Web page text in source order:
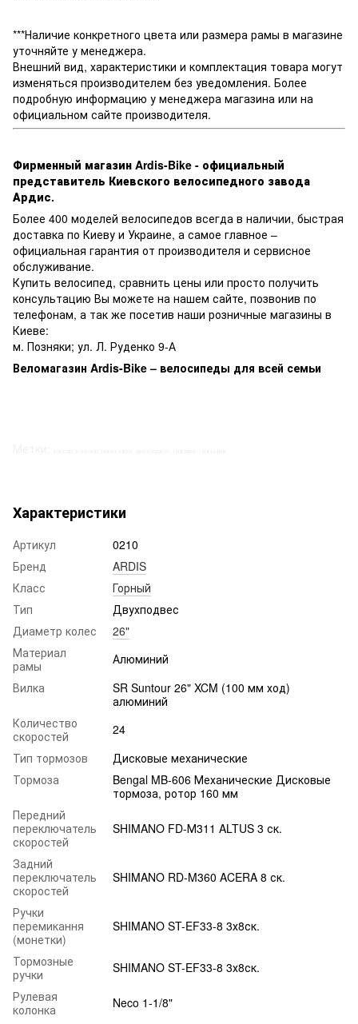
***Наличие конкретного цвета или размера рамы в магазине
уточняйте у менеджера.
Внешний вид, характеристики и комплектация товара могут
изменяться производителем без уведомления. Более
подробную информацию у менеджера магазина или на
официальном сайте производителя.
Фирменный магазин Ardis-Bike - официальный
представитель Киевского велосипедного завода
Ардис.
Более 400 моделей велосипедов всегда в наличии, быстрая
доставка по Киеву и Украине, а самое главное –
официальная гарантия от производителя и сервисное
обслуживание.
Купить велосипед, сравнить цены или просто получить
консультацию Вы можете на нашем сайте, позвонив по
телефонам, а так же посетив наши розничные магазины в
Киеве:
м. Позняки; ул. Л. Руденко 9-А
Веломагазин Ardis-Bike – велосипеды для всей семьи
Характеристики
Артикул
0210
Бренд
ARDIS
Класс
Горный
Тип
Двухподвес
Диаметр колес
26"
Материал
рамы
Алюминий
Вилка
SR Suntour 26" XCM (100 мм ход)
алюминий
Количество
скоростей
24
Тип тормозов
Дисковые механические
Тормоза
Bengal MB-606 Механические Дисковые
тормоза, ротор 160 мм
Передний
переключатель
скоростей
SHIMANO FD-М311 ALTUS 3 ск.
Задний
переключатель
скоростей
SHIMANO RD-M360 ACERA 8 ск.
Ручки
перемикання
(монетки)
SHIMANO ST-EF33-8 3х8ск.
Тормозные
ручки
SHIMANO ST-EF33-8 3х8ск.
Рулевая
колонка
Neco 1-1/8"